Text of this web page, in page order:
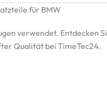
für BMW
verwendet. Entdecken
Qualität bei TimeTec24.